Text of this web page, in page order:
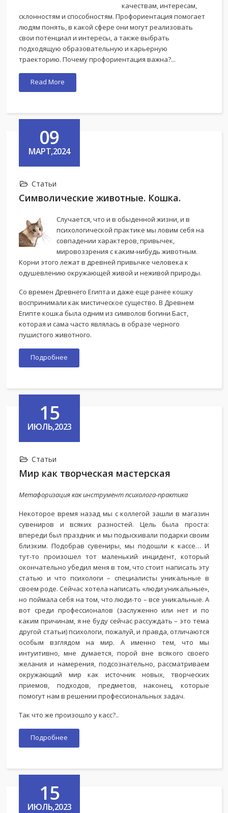
качествам, интересам,
склонностям и способностям. Профориентация помогает
людям понять, в какой сфере они могут реализовать
свои потенциал и интересы, а также выбрать
подходящую образовательную и карьерную
траекторию. Почему профориентация важна?...
Read More
09
МАРТ,2024
Статьи
Символические животные. Кошка.
Случается, что и в обыденной жизни, и в
психологической практике мы ловим себя на
совпадении характеров, привычек,
мировоззрения с каким-нибудь животным.
Корни этого лежат в древней привычке человека к
одушевлению окружающей живой и неживой природы.
Со времен Древнего Египта и даже еще ранее кошку
воспринимали как мистическое существо. В Древнем
Египте кошка была одним из символов богини Баст,
которая и сама часто являлась в образе черного
пушистого животного.
Подробнее
15
ИЮЛЬ,2023
Статьи
Мир как творческая мастерская
Метафоризация как инструмент психолога-практика
Некоторое время назад мы с коллегой зашли в магазин
сувениров и всяких разностей. Цель была проста:
впереди был праздник и мы подыскивали подарки своим
близким. Подобрав сувениры, мы подошли к кассе… И
тут-то произошел тот маленький инцидент, который
окончательно убедил меня в том, что стоит написать эту
статью и что психологи – специалисты уникальные в
своем роде. Сейчас хотела написать «люди уникальные»,
но поймала себя на том, что люди-то – все уникальные. А
вот среди профессионалов (заслуженно или нет и по
каким причинам, я не буду сейчас рассуждать – это тема
другой статьи) психологи, пожалуй, и правда, отличаются
особым взглядом на мир. А именно тем, что мы
интуитивно, мне думается, порой вне всякого своего
желания и намерения, подсознательно, рассматриваем
окружающий мир как источник новых, творческих
приемов, подходов, предметов, наконец, которые
помогут нам в решении профессиональных задач.
Так что же произошло у касс?..
Подробнее
15
ИЮЛЬ,2023